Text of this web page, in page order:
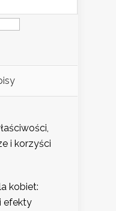
i korzyści
kobiet:
efekty